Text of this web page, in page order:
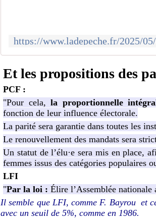
Et les propositions des
PCF :
"Pour cela,la proportionnelle
fonction de leur influence électorale.
La parité sera garantie dans toutes les
Le renouvellement des mandats sera
Un statut de l’élu·e sera mis en place,
femmes issus des catégories populaires
LFI
"Par la loi :Élire l’Assemblée
Il semble que LFI, comme F. Bayrou et
avec un seuil de 5%, comme en 1986.